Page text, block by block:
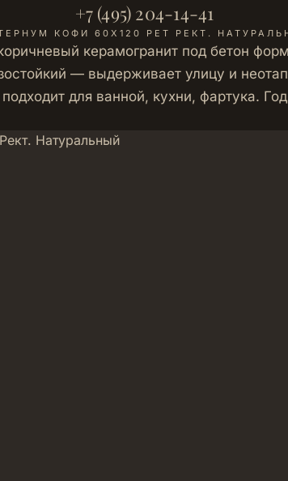
+7 (495) 204-14-41
КОФИ 60Х120 РЕТ РЕКТ.
керамогранит под бетон
— выдерживает улицу и
для ванной, кухни, фартука.